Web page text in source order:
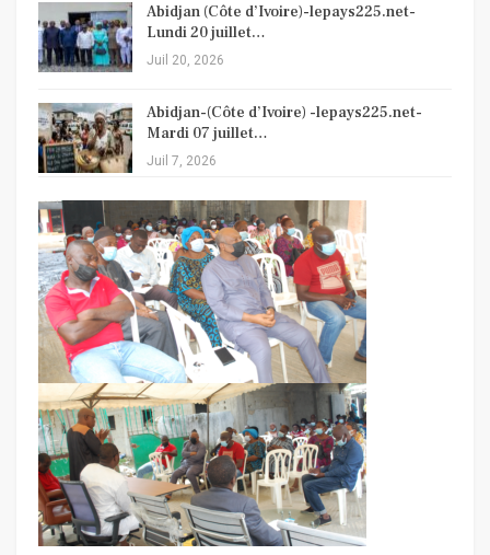
Abidjan (Côte d’Ivoire)-lepays225.net-
Lundi 20 juillet…
Juil 20, 2026
Abidjan-(Côte d’Ivoire) -lepays225.net-
Mardi 07 juillet…
Juil 7, 2026